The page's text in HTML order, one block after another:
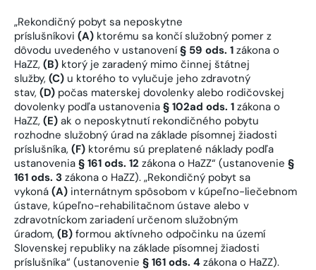
„Rekondičný pobyt sa neposkytne
príslušníkovi (A) ktorému sa končí služobný pomer z
dôvodu uvedeného v ustanovení§ 59 ods. 1 zákona o
HaZZ, (B) ktorý je zaradený mimo činnej štátnej
služby, (C) u ktorého to vylučuje jeho zdravotný
stav, (D) počas materskej dovolenky alebo rodičovskej
dovolenky podľa ustanovenia § 102ad ods. 1 zákona o
HaZZ, (E) ak o neposkytnutí rekondičného pobytu
rozhodne služobný úrad na základe písomnej žiadosti
príslušníka, (F) ktorému sú preplatené náklady podľa
ustanovenia § 161 ods. 12 zákona o HaZZ“ (ustanovenie §
161 ods. 3 zákona o HaZZ). „Rekondičný pobyt sa
vykoná (A) internátnym spôsobom v kúpeľno-liečebnom
ústave, kúpeľno-rehabilitačnom ústave alebo v
zdravotníckom zariadení určenom služobným
úradom, (B) formou aktívneho odpočinku na území
Slovenskej republiky na základe písomnej žiadosti
príslušníka“ (ustanovenie § 161 ods. 4 zákona o HaZZ).